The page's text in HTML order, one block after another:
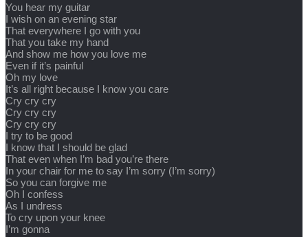
You hear my guitar
I wish on an evening star
That everywhere I go with you
That you take my hand
And show me how you love me
Even if it’s painful
Oh my love
It’s all right because I know you care
Cry cry cry
Cry cry cry
Cry cry cry
I try to be good
I know that I should be glad
That even when I’m bad you’re there
In your chair for me to say I’m sorry (I’m sorry)
So you can forgive me
Oh I confess
As I undress
To cry upon your knee
I’m gonna